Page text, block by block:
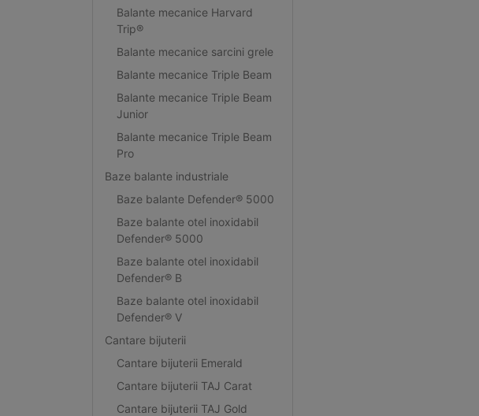
Balante mecanice Harvard
Trip®
Balante mecanice sarcini grele
Balante mecanice Triple Beam
Balante mecanice Triple Beam
Junior
Balante mecanice Triple Beam
Pro
Baze balante industriale
Baze balante Defender® 5000
Baze balante otel inoxidabil
Defender® 5000
Baze balante otel inoxidabil
Defender® B
Baze balante otel inoxidabil
Defender® V
Cantare bijuterii
Cantare bijuterii Emerald
Cantare bijuterii TAJ Carat
Cantare bijuterii TAJ Gold